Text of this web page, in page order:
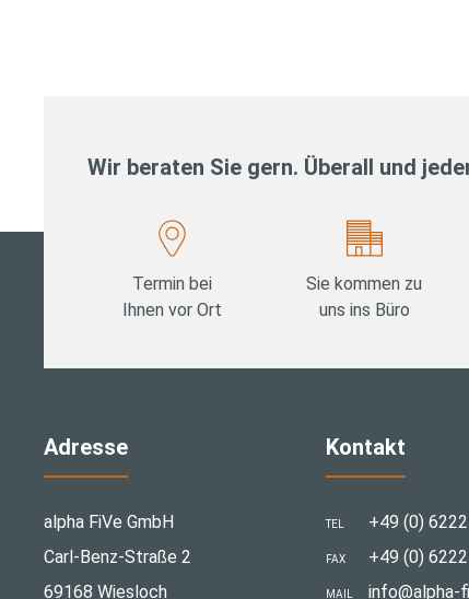
Wir beraten Sie gern. Überall und
Termin bei
Ihnen vor Ort
Sie kommen zu
uns ins Büro
Adresse
alpha FiVe GmbH
Carl-Benz-Straße 2
69168 Wiesloch
Kontakt
TEL +49 (0)
FAX +49 (0)
MAIL info@alpha-